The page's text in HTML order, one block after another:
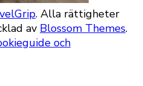
. Alla rättigheter
av Blossom Themes.
och